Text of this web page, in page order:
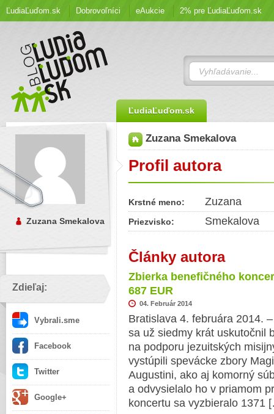
ĽudiaĽuďom.sk Dobrovoľníci eAukcie 2% pre ĽudiaĽuďom.sk
ĽudiaĽuďom.sk
Zuzana Smekalova
Zdieľaj:
Vybrali.sme
Facebook
Twitter
Google+
Zuzana Smekalova
Profil autora
Krstné meno: Zuzana
Priezvisko: Smekalova
Články autora
Zbierka benefičného
687 EUR
04. Február 2014
Bratislava 4. februára 2014.
sa už siedmy krát uskutočnil
na podporu jezuitských
vystúpili spevácke zbory
Augustini, ako aj komorný
a odvysielalo ho v priamom
koncertu sa vyzbieralo